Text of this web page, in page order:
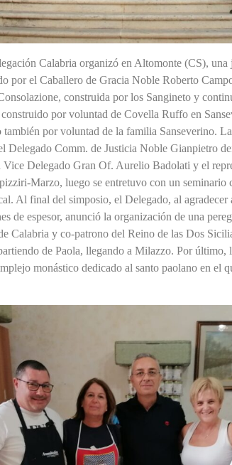
Calabria organizó en Altomonte (CS),
por el Caballero de Gracia Noble Roberto
construida por los Sangineto y
por voluntad de Covella Ruffo en
por voluntad de la familia Sanseverino.
Delegado Comm. de Justicia Noble Gianpietro
Delegado Gran Of. Aurelio Badolati y el
Marzo, luego se entretuvo con un seminario
Al final del simposio, el Delegado, al
de espesor, anunció la organización de una
Calabria y co-patrono del Reino de las Dos
de Paola, llegando a Milazzo. Por último,
monástico dedicado al santo paolano en el